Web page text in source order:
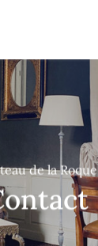
de la Roque